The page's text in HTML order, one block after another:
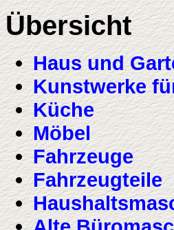
Übersicht
Haus und
Kunstwerke
Küche
Möbel
Fahrzeuge
Fahrzeugteile